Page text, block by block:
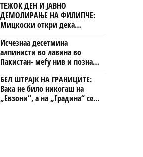
ТЕЖОК ДЕН И ЈАВНО
ДЕМОЛИРАЊЕ НА ФИЛИПЧЕ:
Мицкоски откри дека
човекот појма нема од
ништо, освен за кеш
Исчезнаа десетмина
алпинисти во лавина во
Пакистан- меѓу нив и познат
Непалец
БЕЛ ШТРАЈК НА ГРАНИЦИТЕ:
Вака не било никогаш на
„Евзони“, а на „Градина“ се